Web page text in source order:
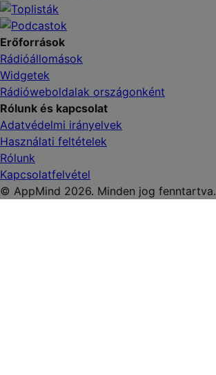
Erőforrások
Rádióállomások
Widgetek
Rádióweboldalak országonként
Rólunk és kapcsolat
Adatvédelmi irányelvek
Használati feltételek
Rólunk
Kapcsolatfelvétel
© AppMind 2026. Minden jog fenntartva.